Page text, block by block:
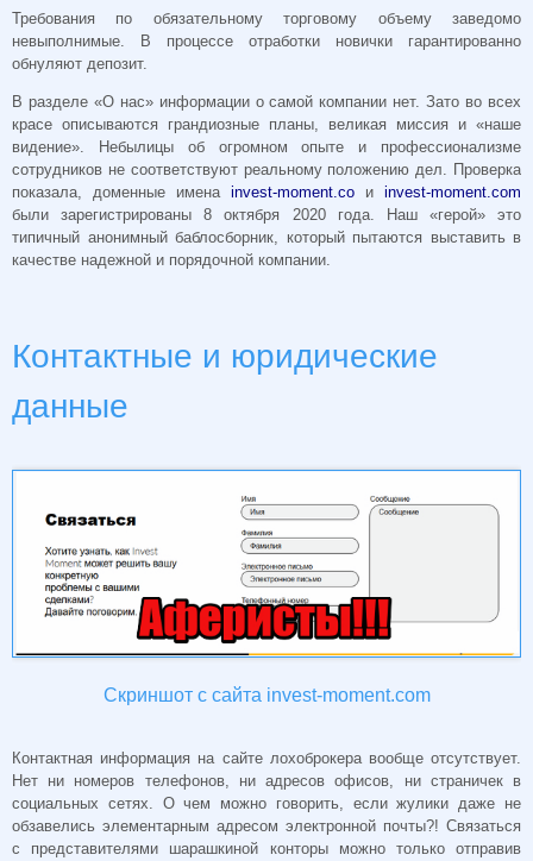
Требования по обязательному торговому объему заведомо
невыполнимые. В процессе отработки новички гарантированно
обнуляют депозит.
В разделе «О нас» информации о самой компании нет. Зато во всех
красе описываются грандиозные планы, великая миссия и «наше
видение». Небылицы об огромном опыте и профессионализме
сотрудников не соответствуют реальному положению дел. Проверка
показала, доменные имена invest-moment.co и invest-moment.com
были зарегистрированы 8 октября 2020 года. Наш «герой» это
типичный анонимный баблосборник, который пытаются выставить в
качестве надежной и порядочной компании.
Контактные и юридические
данные
Скриншот с сайта invest-moment.com
Контактная информация на сайте лохоброкера вообще отсутствует.
Нет ни номеров телефонов, ни адресов офисов, ни страничек в
социальных сетях. О чем можно говорить, если жулики даже не
обзавелись элементарным адресом электронной почты?! Связаться
с представителями шарашкиной конторы можно только отправив